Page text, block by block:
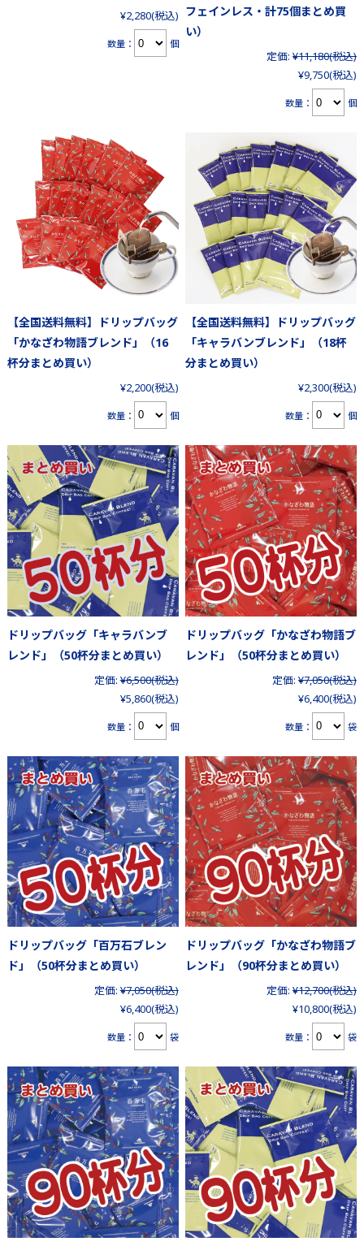
¥2,280(税込)
数量： 個
フェインレス・計75個まとめ買
い）
定価: ¥11,180(税込)
¥9,750(税込)
数量： 個
【全国送料無料】ドリップバッグ
「かなざわ物語ブレンド」（16
杯分まとめ買い）
¥2,200(税込)
数量： 個
【全国送料無料】ドリップバッグ
「キャラバンブレンド」（18杯
分まとめ買い）
¥2,300(税込)
数量： 個
ドリップバッグ「キャラバンブ
レンド」（50杯分まとめ買い）
定価: ¥6,500(税込)
¥5,860(税込)
数量： 個
ドリップバッグ「かなざわ物語ブ
レンド」（50杯分まとめ買い）
定価: ¥7,050(税込)
¥6,400(税込)
数量： 袋
ドリップバッグ「百万石ブレン
ド」（50杯分まとめ買い）
定価: ¥7,050(税込)
¥6,400(税込)
数量： 袋
ドリップバッグ「かなざわ物語ブ
レンド」（90杯分まとめ買い）
定価: ¥12,700(税込)
¥10,800(税込)
数量： 袋